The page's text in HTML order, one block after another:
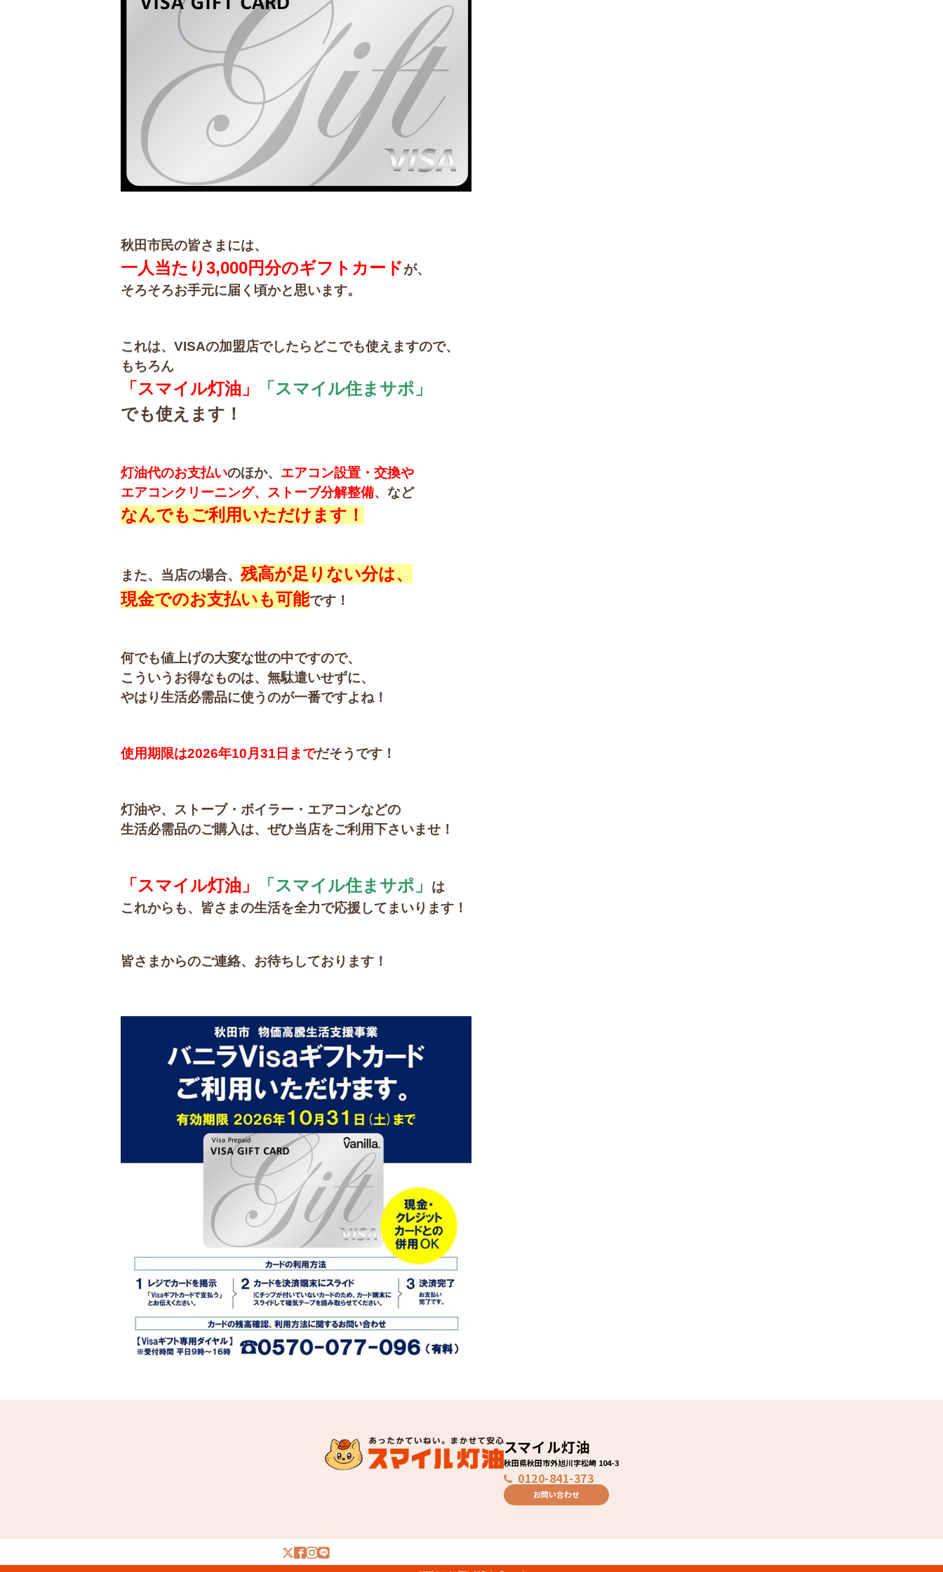
秋田市民の皆さまには、
一人当たり3,000円分のギフトカードが、
そろそろお手元に届く頃かと思います。
これは、VISAの加盟店でしたらどこでも使えますので、
もちろん
「スマイル灯油」
「スマイル住まサポ」
でも使えます！
灯油代のお支払いのほか、 エアコン設置・交換や
エアコンクリーニング、ストーブ分解整備、など
なんでもご利用いただけます！
また、当店の場合、残高が足りない分は、
現金でのお支払いも可能です！
何でも値上げの大変な世の中ですので、
こういうお得なものは、無駄遣いせずに、
やはり生活必需品に使うのが一番ですよね！
使用期限は2026年10月31日までだそうです！
灯油や、ストーブ・ボイラー・エアコンなどの
生活必需品のご購入は、 ぜひ当店をご利用下さいませ！
「スマイル灯油」 「スマイル住まサポ」
は
これからも、皆さまの生活を全力で応援してまいります！
皆さまからのご連絡、お待ちしております！
スマイル灯油
秋田県秋田市外旭川字松崎 104-3
0120-841-373
お問い合わせ